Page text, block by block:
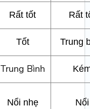
Rất tốt Rất
Tốt Trung
Trung Bình
Nổi nhẹ Nổi